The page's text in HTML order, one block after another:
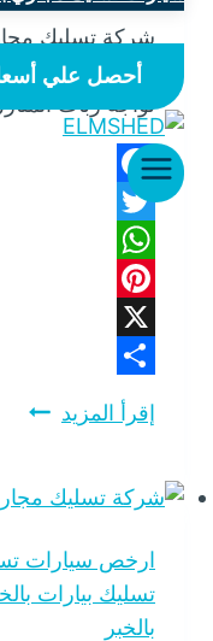
أحصل علي
شركة تسليك
الصرف الصحي ,
تواجه ربات
Facebook
Twitter
WhatsApp
Pinterest
X
Share
إقرأ المزيد شركة
بالخبر
ارخص سيارات
تسليك بيارات
بالخبر